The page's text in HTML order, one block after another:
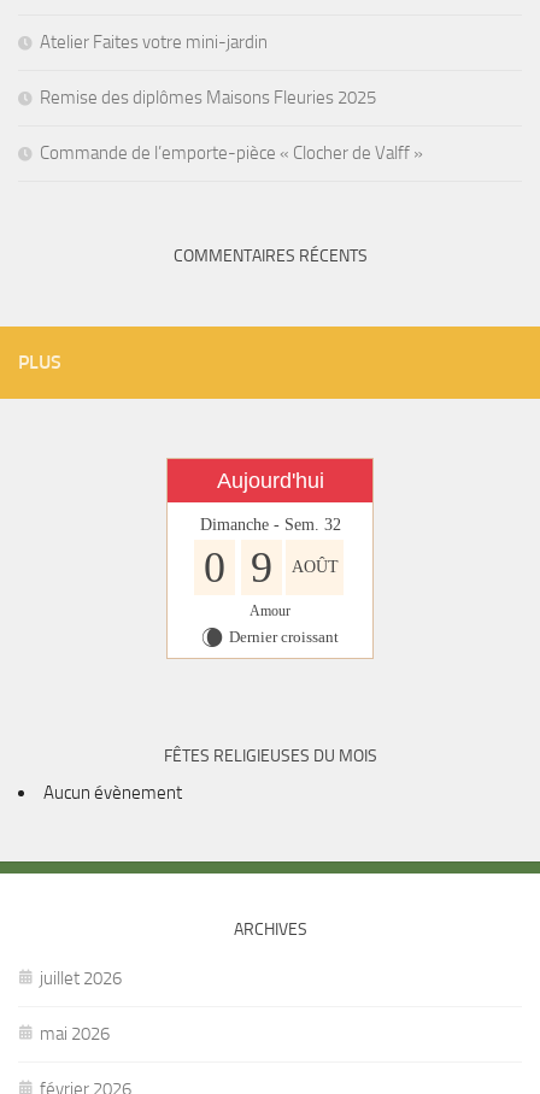
Atelier Faites votre mini-jardin
Remise des diplômes Maisons Fleuries 2025
Commande de l’emporte-pièce « Clocher de Valff »
COMMENTAIRES RÉCENTS
PLUS
Aujourd'hui
Dimanche - Sem. 32
0 9 AOÛT
Amour
W Dernier croissant
FÊTES RELIGIEUSES DU MOIS
Aucun évènement
ARCHIVES
juillet 2026
mai 2026
février 2026